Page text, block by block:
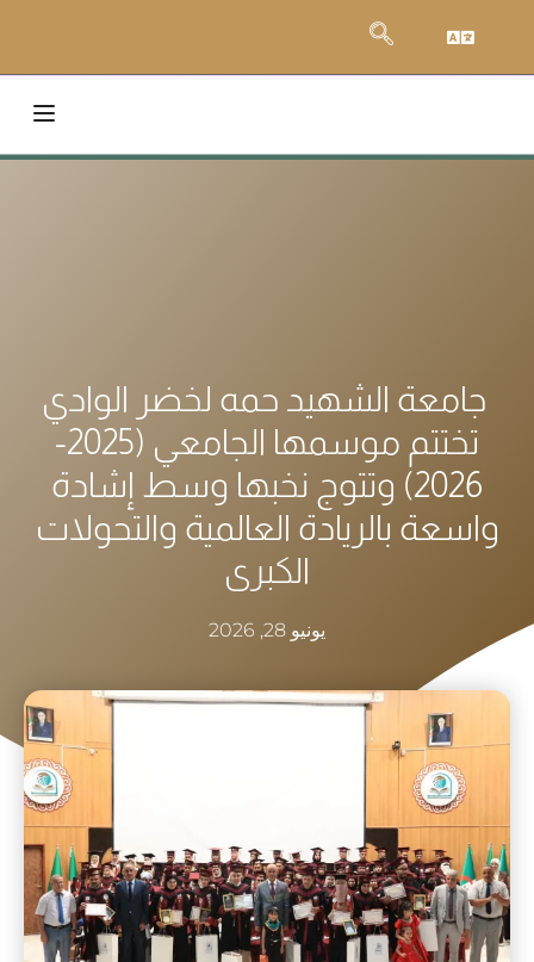
جامعة الشهيد حمه لخضر الوادي
تختتم موسمها الجامعي (2025-
2026) وتتوج نخبها وسط إشادة
واسعة بالريادة العالمية والتحولات
الكبرى
يونيو 28, 2026